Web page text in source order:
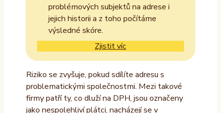
problémových subjektů na adrese i
jejich historii a z toho počítáme
výsledné skóre.
Zjistit víc
Riziko se zvyšuje, pokud sdílíte adresu s
problematickými společnostmi. Mezi takové
firmy patří ty, co dluží na DPH, jsou označeny
jako nespolehliví plátci, nacházejí se v